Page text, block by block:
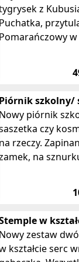
z
w
100 cm,
szkolny/
piórnik
czy
rzeczy.
na
Violetta.
w
bajki
zestaw
kształcie serc